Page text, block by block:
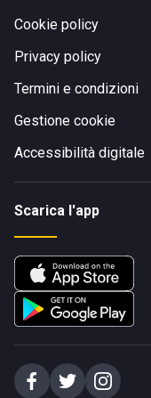
Cookie policy
Privacy policy
Termini e condizioni
Gestione cookie
Accessibilità digitale
Scarica l'app